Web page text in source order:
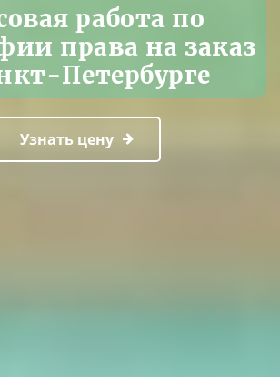
работа по
права на заказ
Петербурге
Узнать цену